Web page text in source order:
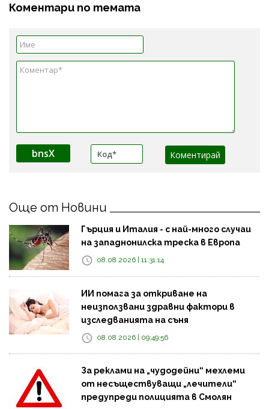
Коментари по темата
bnsX
Още от Новини
Гърция и Италия - с най-много случаи
на западнонилска треска в Европа
08.08.2026 | 11:31:14
ИИ помага за откриване на
неизползвани здравни фактори в
изследванията на съня
08.08.2026 | 09:49:56
За реклами на „чудодейни“ мехлеми
от несъществуващи „лечители“
предупреди полицията в Смолян